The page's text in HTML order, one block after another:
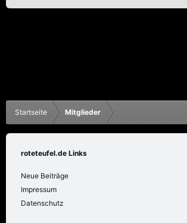
Startseite Mitglieder
roteteufel.de Links
Neue Beiträge
Impressum
Datenschutz